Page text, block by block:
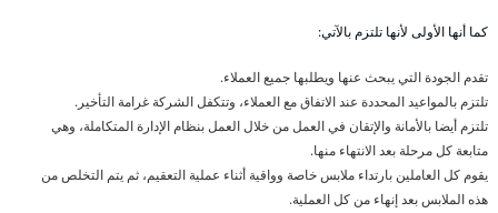
كما أنها الأولى لأنها تلتزم بالآتي:
تقدم الجودة التي يبحث عنها ويطلبها جميع العملاء.
تلتزم بالمواعيد المحددة عند الاتفاق مع العملاء، وتتكفل الشركة غرامة التأخير.
تلتزم أيضا بالأمانة والإتقان في العمل من خلال العمل بنظام الإدارة المتكاملة، وهي
متابعة كل مرحلة بعد الانتهاء منها.
يقوم كل العاملين بارتداء ملابس خاصة وواقية أثناء عملية التعقيم، ثم يتم التخلص من
هذه الملابس بعد إنهاء من كل العملية.